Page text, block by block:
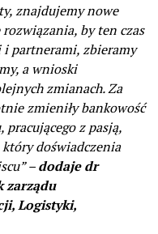
znajdujemy nowe
by ten czas
i partnerami, zbieramy
a wnioski
zmianach. Za
zmieniły bankowość
pracującego z pasją,
doświadczenia
–dodaje dr
zarządu
Logistyki,